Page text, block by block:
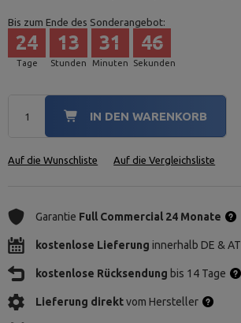
Bis zum Ende des Sonderangebot:
Tage
24
Stunden
13
Minuten
31
Sekunden
45
IN DEN WARENKORB
Auf die Wunschliste Auf die Vergleichsliste
Garantie Full Commercial 24 Monate
kostenlose Lieferung innerhalb DE & AT
kostenlose Rücksendung bis 14 Tage
Lieferung direktvom Hersteller